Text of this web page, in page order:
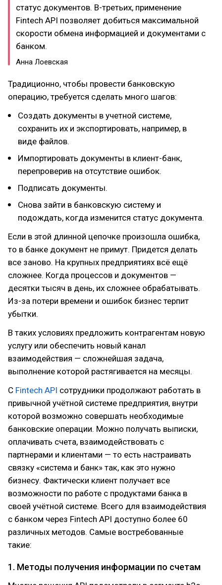
статус документов. В-третьих, применение
Fintech API позволяет добиться максимальной
скорости обмена информацией и документами с
банком.
Анна Лоевская
Традиционно, чтобы провести банковскую
операцию, требуется сделать много шагов:
Создать документы в учетной системе,
сохранить их и экспортировать, например, в
виде файлов.
Импортировать документы в клиент-банк,
перепроверив на отсутствие ошибок.
Подписать документы.
Снова зайти в банковскую систему и
подождать, когда изменится статус документа.
Если в этой длинной цепочке произошла ошибка,
то в банке документ не примут. Придется делать
все заново. На крупных предприятиях всё ещё
сложнее. Когда процессов и документов —
десятки тысяч в день, их сложнее обрабатывать.
Из-за потери времени и ошибок бизнес терпит
убытки.
В таких условиях предложить контрагентам новую
услугу или обеспечить новый канал
взаимодействия — сложнейшая задача,
выполнение которой растягивается на месяцы.
С Fintech API сотрудники продолжают работать в
привычной учётной системе предприятия, внутри
которой возможно совершать необходимые
банковские операции. Можно получать выписки,
оплачивать счета, взаимодействовать с
партнерами и клиентами — то есть настраивать
связку «система и банк» так, как это нужно
бизнесу. Фактически клиент получает все
возможности по работе с продуктами банка в
своей учётной системе. Всего для взаимодействия
с банком через Fintech API доступно более 60
различных методов. Самые востребованные
такие:
1. Методы получения информации по счетам